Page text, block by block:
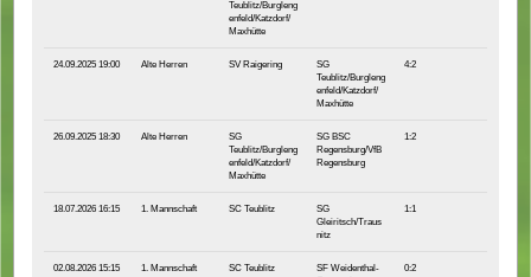
Teublitz/Burgleng
enfeld/Katzdorf/
Maxhütte
24.09.2025 19:00 Alte Herren SV Raigering
SG
Teublitz/Burgleng
enfeld/Katzdorf/
Maxhütte
4:2
26.09.2025 18:30 Alte Herren
SG
Teublitz/Burgleng
enfeld/Katzdorf/
Maxhütte
SG BSC
Regensburg/VfB
Regensburg
1:2
18.07.2026 16:15 1. Mannschaft SC Teublitz
SG
Gleiritsch/Traus
nitz
1:1
02.08.2026 15:15 1. Mannschaft SC Teublitz
SF Weidenthal-
0:2